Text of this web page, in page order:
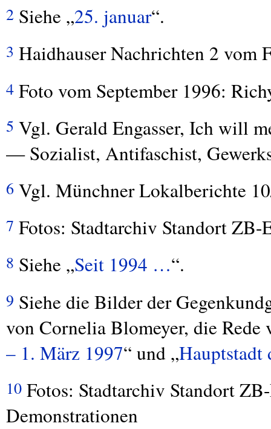
2 Siehe „25. januar“.
3 Haidhauser Nachrichten 2 vom
4 Foto vom September 1996:
5 Vgl. Gerald Engasser, Ich will
— Sozialist, Antifaschist,
6 Vgl. Münchner Lokalberichte
7 Fotos: Stadtarchiv Standort
8 Siehe „Seit 1994 …“.
9 Siehe die Bilder der
von Cornelia Blomeyer, die Rede
– 1. März 1997“ und „Hauptstadt
10 Fotos: Stadtarchiv Standort
Demonstrationen